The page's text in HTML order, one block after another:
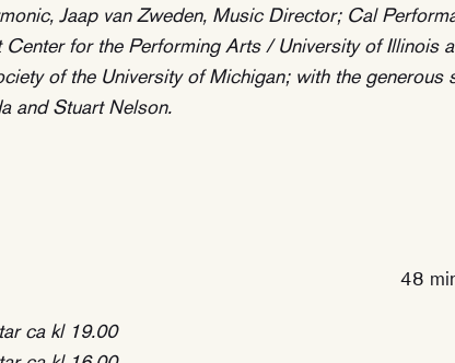
Jaap van Zweden, Music Director; Cal
for the Performing Arts / University of Illinois
of the University of Michigan; with the generous
and Stuart Nelson.
48
ca kl 19.00